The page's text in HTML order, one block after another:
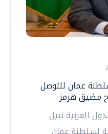
عمان للتوصل
مضيق هرمز
العربية نبيل